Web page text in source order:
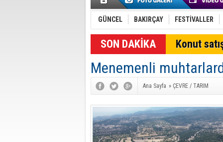
GÜNCEL BAKIRÇAY FESTİVALLER
SON DAKİKA Konut
Menemenli
Ana Sayfa » ÇEVRE / TARIM